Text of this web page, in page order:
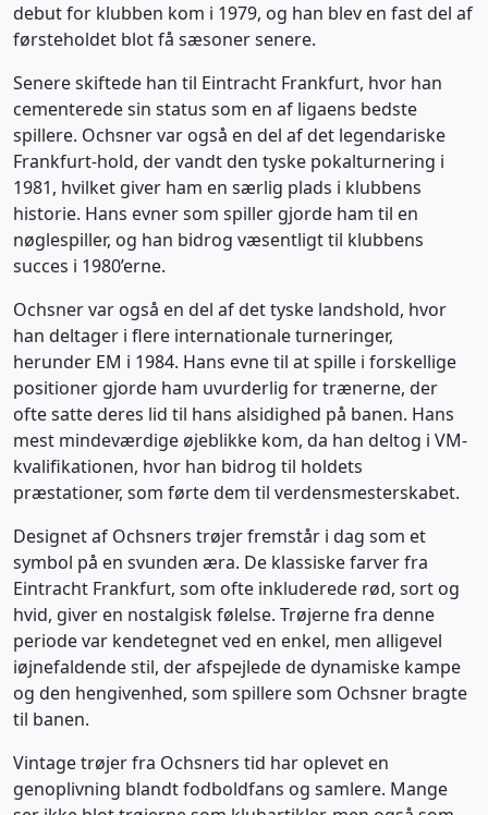
debut for klubben kom i 1979, og han blev en fast del af
førsteholdet blot få sæsoner senere.
Senere skiftede han til Eintracht Frankfurt, hvor han
cementerede sin status som en af ligaens bedste
spillere. Ochsner var også en del af det legendariske
Frankfurt-hold, der vandt den tyske pokalturnering i
1981, hvilket giver ham en særlig plads i klubbens
historie. Hans evner som spiller gjorde ham til en
nøglespiller, og han bidrog væsentligt til klubbens
succes i 1980’erne.
Ochsner var også en del af det tyske landshold, hvor
han deltager i flere internationale turneringer,
herunder EM i 1984. Hans evne til at spille i forskellige
positioner gjorde ham uvurderlig for trænerne, der
ofte satte deres lid til hans alsidighed på banen. Hans
mest mindeværdige øjeblikke kom, da han deltog i VM-
kvalifikationen, hvor han bidrog til holdets
præstationer, som førte dem til verdensmesterskabet.
Designet af Ochsners trøjer fremstår i dag som et
symbol på en svunden æra. De klassiske farver fra
Eintracht Frankfurt, som ofte inkluderede rød, sort og
hvid, giver en nostalgisk følelse. Trøjerne fra denne
periode var kendetegnet ved en enkel, men alligevel
iøjnefaldende stil, der afspejlede de dynamiske kampe
og den hengivenhed, som spillere som Ochsner bragte
til banen.
Vintage trøjer fra Ochsners tid har oplevet en
genoplivning blandt fodboldfans og samlere. Mange